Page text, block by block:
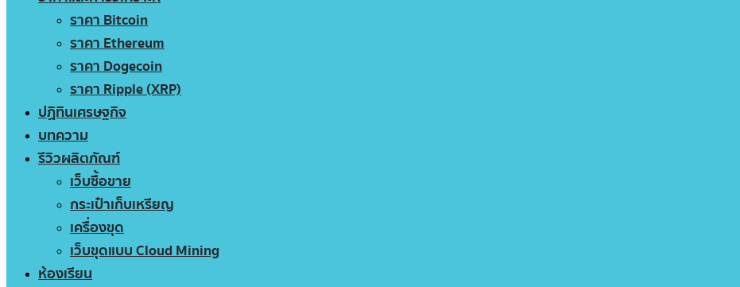
ราคา Bitcoin
ราคา Ethereum
ราคา Dogecoin
ราคา Ripple (XRP)
ปฏิทินเศรษฐกิจ
บทความ
รีวิวผลิตภัณฑ์
เว็บซื้อขาย
กระเป๋าเก็บเหรียญ
เครื่องขุด
เว็บขุดแบบ Cloud Mining
ห้องเรียน